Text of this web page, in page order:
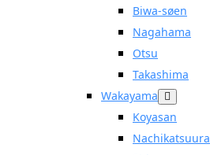
Biwa-søen
Nagahama
Otsu
Takashima
Wakayama
Koyasan
Nachikatsuura